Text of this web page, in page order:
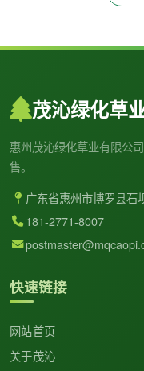
茂沁绿化草
惠州茂沁绿化草业有限公
售。
广东省惠州市博罗县石
181-2771-8007
快速链接
网站首页
关于茂沁